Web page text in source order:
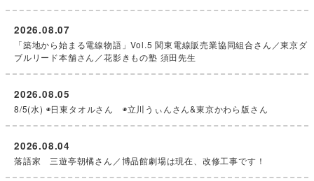
「築地から始まる電線物語」Vol.5 関東電線販売業協同組合さん／東京ダ
ブルリード本舗さん／花影きもの塾 須田先生
2026.08.07
8/5(水) ◉日東タオルさん ◉立川うぃんさん&東京かわら版さん
2026.08.05
落語家 三遊亭朝橘さん／博品館劇場は現在、改修工事です！
2026.08.04